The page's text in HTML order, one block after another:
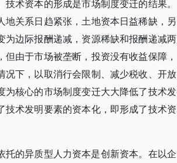
术资本的形成是市场制度变迁的结果。
关系日趋紧张，土地资本日益稀缺，另
边际报酬递减，资源稀缺和报酬递减两
由于市场被垄断，投资没有收益保障，
下，以取消行会限制、减少税收、开放
核心的市场制度变迁大大降低了技术发
术发明要素的资本化，即形成了技术资
的异质型人力资本是创新资本。在以企